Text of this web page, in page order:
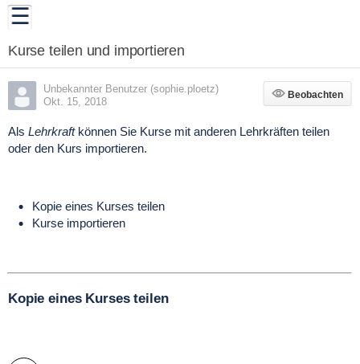
Kurse teilen und importieren
Unbekannter Benutzer (sophie.ploetz)
Okt. 15, 2018
Beobachten
Beobachten
Als Lehrkraft können Sie Kurse mit anderen Lehrkräften teilen
oder den Kurs importieren.
Kopie eines Kurses teilen
Kurse importieren
Kopie eines Kurses teilen